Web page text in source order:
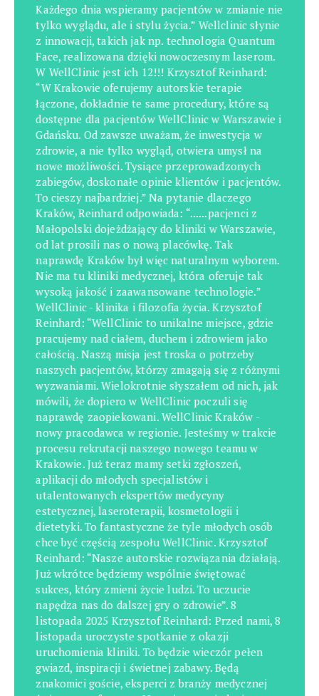
Każdego dnia wspieramy pacjentów w zmianie nie
tylko wyglądu, ale i stylu życia.” Wellclinic słynie
z innowacji, takich jak np. technologia Quantum
Face, realizowana dzięki nowoczesnym laserom.
W WellClinic jest ich 12!!! Krzysztof Reinhard:
“W Krakowie oferujemy autorskie terapie
łączone, dokładnie te same procedury, które są
dostępne dla pacjentów WellClinic w Warszawie i
Gdańsku. Od zawsze uważam, że inwestycja w
zdrowie, a nie tylko wygląd, otwiera umysł na
nowe możliwości. Tysiące przeprowadzonych
zabiegów, doskonałe opinie klientów i pacjentów.
To cieszy najbardziej.” Na pytanie dlaczego
Kraków, Reinhard odpowiada: “......pacjenci z
Małopolski dojeżdżający do kliniki w Warszawie,
od lat prosili nas o nową placówkę. Tak
naprawdę Kraków był więc naturalnym wyborem.
Nie ma tu kliniki medycznej, która oferuje tak
wysoką jakość i zaawansowane technologie.”
WellClinic - klinika i filozofia życia. Krzysztof
Reinhard: “WellClinic to unikalne miejsce, gdzie
pracujemy nad ciałem, duchem i zdrowiem jako
całością. Naszą misja jest troska o potrzeby
naszych pacjentów, którzy zmagają się z różnymi
wyzwaniami. Wielokrotnie słyszałem od nich, jak
mówili, że dopiero w WellClinic poczuli się
naprawdę zaopiekowani. WellClinic Kraków -
nowy pracodawca w regionie. Jesteśmy w trakcie
procesu rekrutacji naszego nowego teamu w
Krakowie. Już teraz mamy setki zgłoszeń,
aplikacji do młodych specjalistów i
utalentowanych ekspertów medycyny
estetycznej, laseroterapii, kosmetologii i
dietetyki. To fantastyczne że tyle młodych osób
chce być częścią zespołu WellClinic. Krzysztof
Reinhard: “Nasze autorskie rozwiązania działają.
Już wkrótce będziemy wspólnie świętować
sukces, który zmieni życie ludzi. To uczucie
napędza nas do dalszej gry o zdrowie”. 8
listopada 2025 Krzysztof Reinhard: Przed nami, 8
listopada uroczyste spotkanie z okazji
uruchomienia kliniki. To będzie wieczór pełen
gwiazd, inspiracji i świetnej zabawy. Będą
znakomici goście, eksperci z branży medycznej